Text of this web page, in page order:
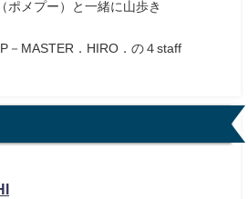
メプー）と一緒に山歩き
－MASTER．HIRO．の４staff